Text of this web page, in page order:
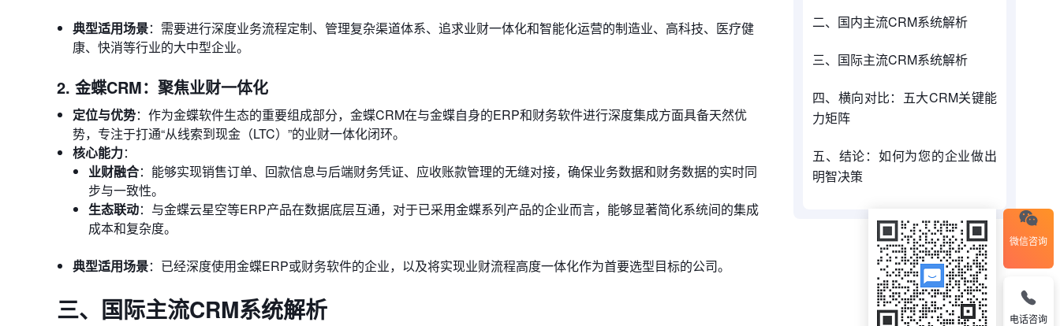
典型适用场景：需要进行深度业务流程定制、管理复杂渠道体系、追求业财一体化和智能化运营的制造业、高科技、医疗健
康、快消等行业的大中型企业。
2. 金蝶CRM：聚焦业财一体化
定位与优势：作为金蝶软件生态的重要组成部分，金蝶CRM在与金蝶自身的ERP和财务软件进行深度集成方面具备天然优
势，专注于打通“从线索到现金（LTC）”的业财一体化闭环。
核心能力：
业财融合：能够实现销售订单、回款信息与后端财务凭证、应收账款管理的无缝对接，确保业务数据和财务数据的实时同
步与一致性。
生态联动：与金蝶云星空等ERP产品在数据底层互通，对于已采用金蝶系列产品的企业而言，能够显著简化系统间的集成
成本和复杂度。
典型适用场景：已经深度使用金蝶ERP或财务软件的企业，以及将实现业财流程高度一体化作为首要选型目标的公司。
三、国际主流CRM系统解析
二、国内主流CRM系统解析
三、国际主流CRM系统解析
四、横向对比：五大CRM关键能
力矩阵
五、结论：如何为您的企业做出
明智决策
微信咨询
电话咨询